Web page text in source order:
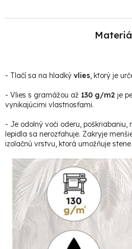
- Tlačí sa na hladký vlies, ktorý je
- Vlies s gramážou až 130 g/m2 je
vynikajúcimi vlastnosťami.
- Je odolný voči oderu,
lepidla sa nerozťahuje. Zakryje
izolačnú vrstvu, ktorá umožňuje